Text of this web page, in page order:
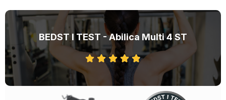
BEDST I TEST - Abilica Multi 4 ST